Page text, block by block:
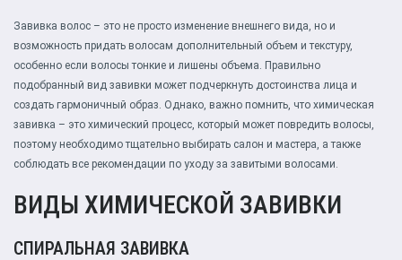
Завивка волос – это не просто изменение внешнего вида, но и
возможность придать волосам дополнительный объем и текстуру,
особенно если волосы тонкие и лишены объема. Правильно
подобранный вид завивки может подчеркнуть достоинства лица и
создать гармоничный образ. Однако, важно помнить, что химическая
завивка – это химический процесс, который может повредить волосы,
поэтому необходимо тщательно выбирать салон и мастера, а также
соблюдать все рекомендации по уходу за завитыми волосами.
ВИДЫ ХИМИЧЕСКОЙ ЗАВИВКИ
СПИРАЛЬНАЯ ЗАВИВКА